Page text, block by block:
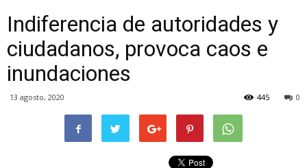
Indiferencia de autoridades y
ciudadanos, provoca caos e
inundaciones
13 agosto, 2020 0
445